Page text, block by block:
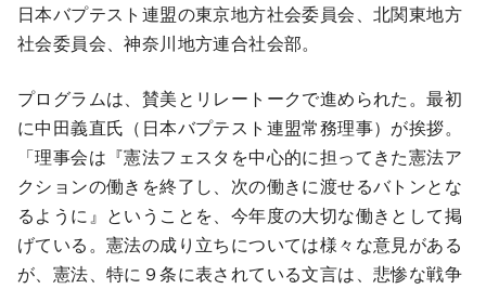
日本バプテスト連盟の東京地方社会委員会、北関東地方
社会委員会、神奈川地方連合社会部。
プログラムは、賛美とリレートークで進められた。最初
に中田義直氏（日本バプテスト連盟常務理事）が挨拶。
「理事会は『憲法フェスタを中心的に担ってきた憲法ア
クションの働きを終了し、次の働きに渡せるバトンとな
るように』ということを、今年度の大切な働きとして掲
げている。憲法の成り立ちについては様々な意見がある
が、憲法、特に９条に表されている文言は、悲惨な戦争